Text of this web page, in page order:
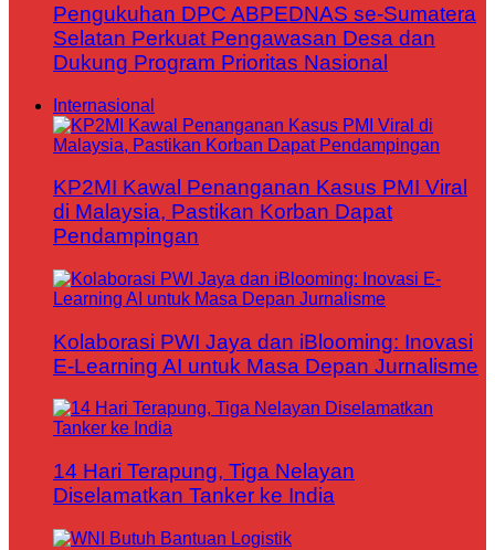
Pengukuhan DPC ABPEDNAS se-Sumatera
Selatan Perkuat Pengawasan Desa dan
Dukung Program Prioritas Nasional
Internasional
KP2MI Kawal Penanganan Kasus PMI Viral
di Malaysia, Pastikan Korban Dapat
Pendampingan
Kolaborasi PWI Jaya dan iBlooming: Inovasi
E-Learning AI untuk Masa Depan Jurnalisme
14 Hari Terapung, Tiga Nelayan
Diselamatkan Tanker ke India